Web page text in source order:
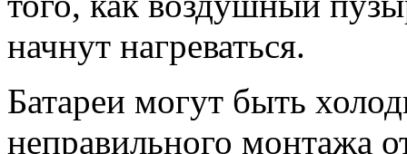
начнут нагреваться.
Батареи могут быть
неправильного монтажа